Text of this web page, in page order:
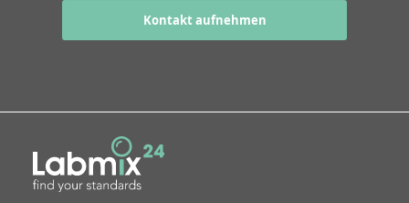
Kontakt aufnehmen